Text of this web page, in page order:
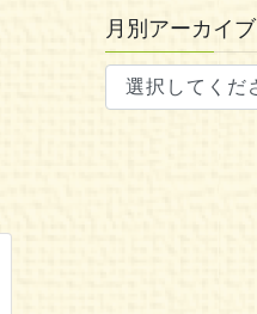
月別アーカイブ